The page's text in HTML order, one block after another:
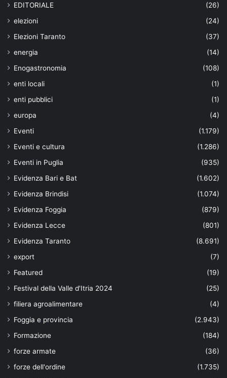
EDITORIALE
(26)
elezioni
(24)
Elezioni Taranto
(37)
energia
(14)
Enogastronomia
(108)
enti locali
(1)
enti pubblici
(1)
europa
(4)
Eventi
(1.179)
Eventi e cultura
(1.286)
Eventi in Puglia
(935)
Evidenza Bari e Bat
(1.602)
Evidenza Brindisi
(1.074)
Evidenza Foggia
(879)
Evidenza Lecce
(801)
Evidenza Taranto
(8.691)
export
(7)
Featured
(19)
Festival della Valle d'Itria 2024
(25)
filiera agroalimentare
(4)
Foggia e provincia
(2.943)
Formazione
(184)
forze armate
(36)
forze dell'ordine
(1.735)